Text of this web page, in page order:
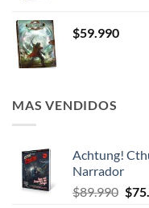
$59.990
MAS VENDIDOS
Achtung!
Narrador
$89.990 El
$